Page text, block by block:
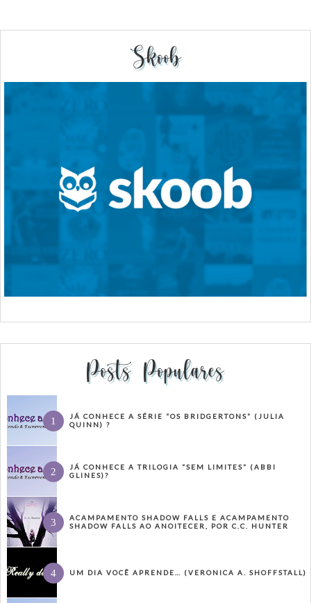
Skoob
Posts Populares
JÁ CONHECE A SÉRIE “OS BRIDGERTONS” (JULIA
QUINN) ?
JÁ CONHECE A TRILOGIA “SEM LIMITES” (ABBI
GLINES)?
ACAMPAMENTO SHADOW FALLS E ACAMPAMENTO
SHADOW FALLS AO ANOITECER, POR C.C. HUNTER
UM DIA VOCÊ APRENDE… (VERONICA A. SHOFFSTALL)